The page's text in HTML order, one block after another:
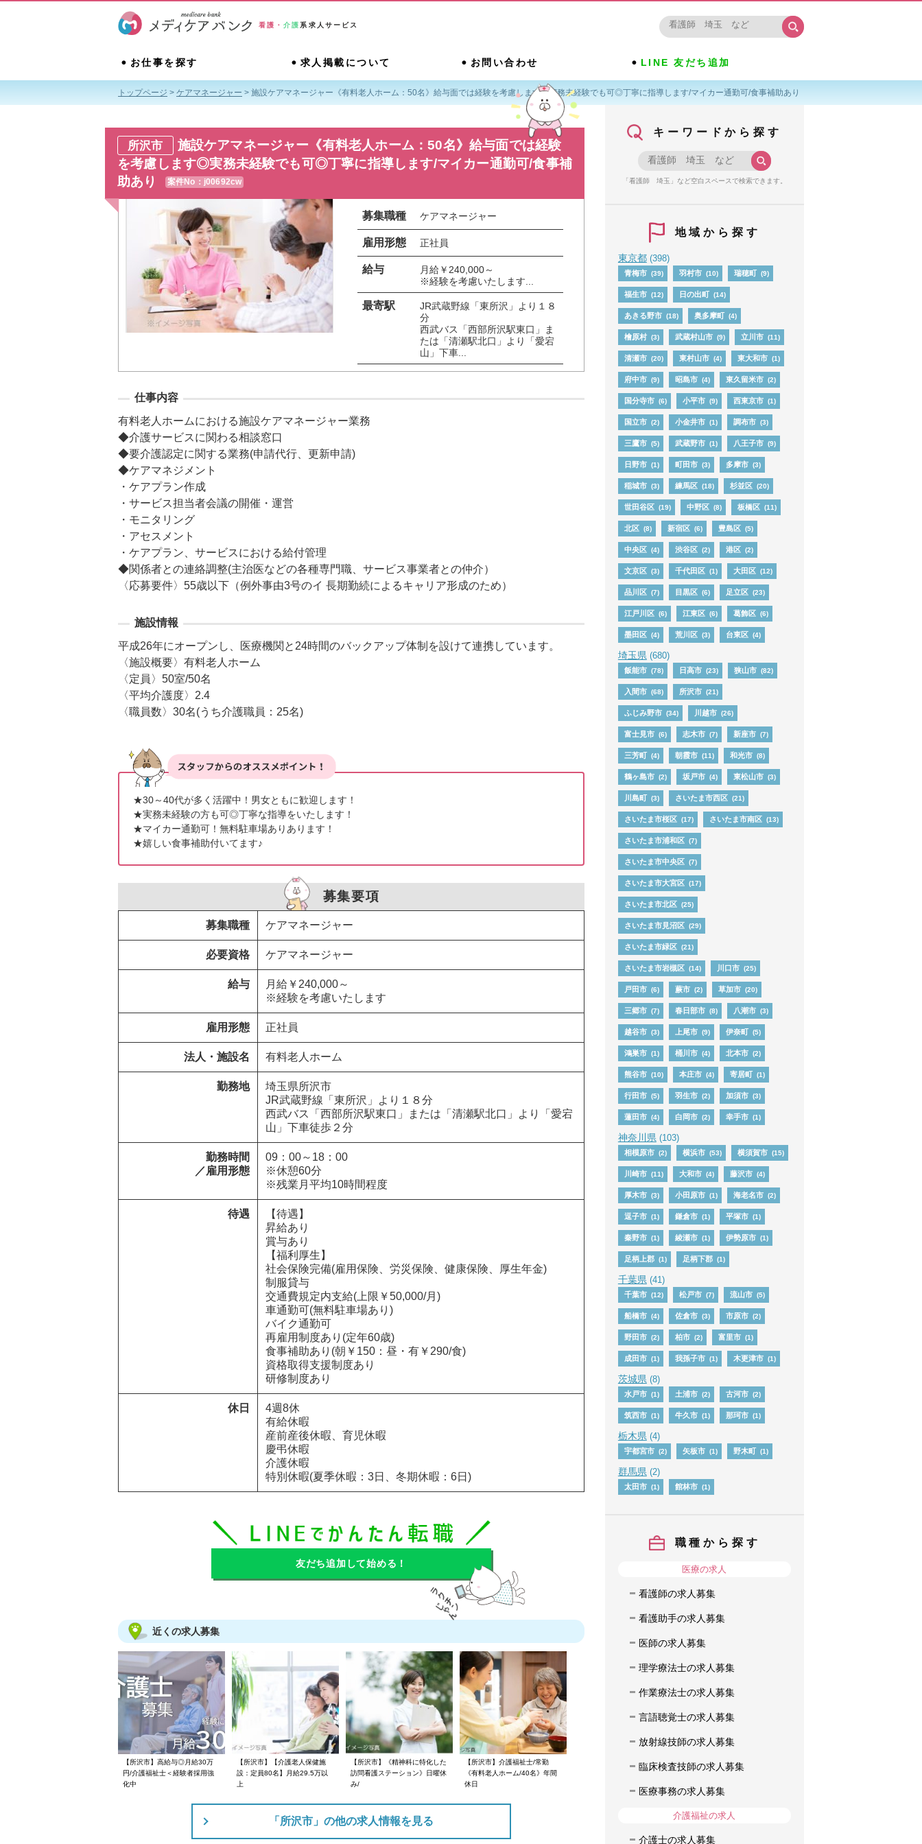
看護・介護 系求人サービス
お仕事を探す 求人掲載について お問い合わせ LINE 友だち追加
トップページ > ケアマネージャー > 施設ケアマネージャー《有料老人ホーム：50名》給与面では経験を考慮します◎実務未経験でも可◎丁寧に指導します/マイカー通勤可/食事補助あり
所沢市
施設ケアマネージャー《有料老人ホーム：50名》給与面では経験
を考慮します◎実務未経験でも可◎丁寧に指導します/マイカー通勤可/食事補
助あり
案件No：j00692cw
募集職種 ケアマネージャー
雇用形態 正社員
給与
月給￥240,000～
※経験を考慮いたします...
最寄駅
JR武蔵野線「東所沢」より１８
分
西武バス「西部所沢駅東口」ま
たは「清瀬駅北口」より「愛宕
山」下車...
仕事内容
有料老人ホームにおける施設ケアマネージャー業務
◆介護サービスに関わる相談窓口
◆要介護認定に関する業務(申請代行、更新申請)
◆ケアマネジメント
・ケアプラン作成
・サービス担当者会議の開催・運営
・モニタリング
・アセスメント
・ケアプラン、サービスにおける給付管理
◆関係者との連絡調整(主治医などの各種専門職、サービス事業者との仲介）
〈応募要件〉55歳以下（例外事由3号のイ 長期勤続によるキャリア形成のため）
施設情報
平成26年にオープンし、医療機関と24時間のバックアップ体制を設けて連携しています。
〈施設概要〉有料老人ホーム
〈定員〉50室/50名
〈平均介護度〉2.4
〈職員数〉30名(うち介護職員：25名)
★30～40代が多く活躍中！男女ともに歓迎します！
★実務未経験の方も可◎丁寧な指導をいたします！
★マイカー通勤可！無料駐車場ありあります！
★嬉しい食事補助付いてます♪
募集要項
募集職種 ケアマネージャー
必要資格 ケアマネージャー
給与
月給￥240,000～
※経験を考慮いたします
雇用形態 正社員
法人・施設名 有料老人ホーム
勤務地
埼玉県所沢市
JR武蔵野線「東所沢」より１８分
西武バス「西部所沢駅東口」または「清瀬駅北口」より「愛宕
山」下車徒歩２分
勤務時間
／雇用形態
09：00～18：00
※休憩60分
※残業月平均10時間程度
待遇
【待遇】
昇給あり
賞与あり
【福利厚生】
社会保険完備(雇用保険、労災保険、健康保険、厚生年金)
制服貸与
交通費規定内支給(上限￥50,000/月)
車通勤可(無料駐車場あり)
バイク通勤可
再雇用制度あり(定年60歳)
食事補助あり(朝￥150：昼・有￥290/食)
資格取得支援制度あり
研修制度あり
休日
4週8休
有給休暇
産前産後休暇、育児休暇
慶弔休暇
介護休暇
特別休暇(夏季休暇：3日、冬期休暇：6日)
友だち追加して始める！
近くの求人募集
【所沢市】高給与◎月給30万
円/介護福祉士＜経験者採用強
化中
【所沢市】【介護老人保健施
設：定員80名】月給29.5万以
上
【所沢市】《精神科に特化した
訪問看護ステーション》日曜休
み/
【所沢市】介護福祉士/常勤
《有料老人ホーム/40名》年間
休日
「所沢市」の他の求人情報を見る
キーワードから探す
「看護師 埼玉」など空白スペースで検索できます。
地域から探す
東京都(398)
青梅市 (39) 羽村市 (10) 瑞穂町 (9)
福生市 (12) 日の出町 (14)
あきる野市 (18) 奥多摩町 (4)
檜原村 (3) 武蔵村山市 (9) 立川市 (11)
清瀬市 (20) 東村山市 (4) 東大和市 (1)
府中市 (9) 昭島市 (4) 東久留米市 (2)
国分寺市 (6) 小平市 (9) 西東京市 (1)
国立市 (2) 小金井市 (1) 調布市 (3)
三鷹市 (5) 武蔵野市 (1) 八王子市 (9)
日野市 (1) 町田市 (3) 多摩市 (3)
稲城市 (3) 練馬区 (18) 杉並区 (20)
世田谷区 (19) 中野区 (8) 板橋区 (11)
北区 (8) 新宿区 (6) 豊島区 (5)
中央区 (4) 渋谷区 (2) 港区 (2)
文京区 (3) 千代田区 (1) 大田区 (12)
品川区 (7) 目黒区 (6) 足立区 (23)
江戸川区 (6) 江東区 (6) 葛飾区 (6)
墨田区 (4) 荒川区 (3) 台東区 (4)
埼玉県(680)
飯能市 (78) 日高市 (23) 狭山市 (82)
入間市 (68) 所沢市 (21)
ふじみ野市 (34) 川越市 (26)
富士見市 (6) 志木市 (7) 新座市 (7)
三芳町 (4) 朝霞市 (11) 和光市 (8)
鶴ヶ島市 (2) 坂戸市 (4) 東松山市 (3)
川島町 (3) さいたま市西区 (21)
さいたま市桜区 (17) さいたま市南区 (13)
さいたま市浦和区 (7)
さいたま市中央区 (7)
さいたま市大宮区 (17)
さいたま市北区 (25)
さいたま市見沼区 (29)
さいたま市緑区 (21)
さいたま市岩槻区 (14) 川口市 (25)
戸田市 (6) 蕨市 (2) 草加市 (20)
三郷市 (7) 春日部市 (8) 八潮市 (3)
越谷市 (3) 上尾市 (9) 伊奈町 (5)
鴻巣市 (1) 桶川市 (4) 北本市 (2)
熊谷市 (10) 本庄市 (4) 寄居町 (1)
行田市 (5) 羽生市 (2) 加須市 (3)
蓮田市 (4) 白岡市 (2) 幸手市 (1)
神奈川県(103)
相模原市 (2) 横浜市 (53) 横須賀市 (15)
川崎市 (11) 大和市 (4) 藤沢市 (4)
厚木市 (3) 小田原市 (1) 海老名市 (2)
逗子市 (1) 鎌倉市 (1) 平塚市 (1)
秦野市 (1) 綾瀬市 (1) 伊勢原市 (1)
足柄上郡 (1) 足柄下郡 (1)
千葉県(41)
千葉市 (12) 松戸市 (7) 流山市 (5)
船橋市 (4) 佐倉市 (3) 市原市 (2)
野田市 (2) 柏市 (2) 富里市 (1)
成田市 (1) 我孫子市 (1) 木更津市 (1)
茨城県(8)
水戸市 (1) 土浦市 (2) 古河市 (2)
筑西市 (1) 牛久市 (1) 那珂市 (1)
栃木県(4)
宇都宮市 (2) 矢板市 (1) 野木町 (1)
群馬県(2)
太田市 (1) 館林市 (1)
職種から探す
医療の求人
看護師の求人募集
看護助手の求人募集
医師の求人募集
理学療法士の求人募集
作業療法士の求人募集
言語聴覚士の求人募集
放射線技師の求人募集
臨床検査技師の求人募集
医療事務の求人募集
介護福祉の求人
介護士の求人募集